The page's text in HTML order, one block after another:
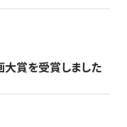
賞を受賞しました